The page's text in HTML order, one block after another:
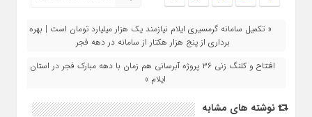
« تکمیل سامانه گرمسیری ایلام نیازمند یک هزار میلیارد تومان است | بهره‌
برداری از پنج هزار هکتار از سامانه در دهه فجر
افتتاح و کلنگ‌ زنی ۳۶ پروژه آبرسانی هم‌ زمان با دهه مبارک فجر در استان
ایلام »
نوشته های مشابه